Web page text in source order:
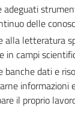
adeguati
delle
alla letteratura
in campi
banche dati e
informazioni
il proprio